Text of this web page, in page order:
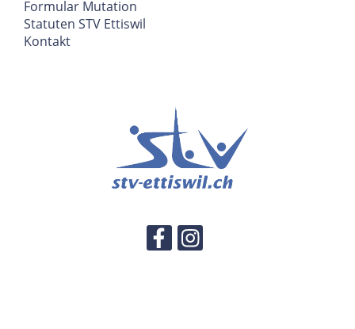
Formular Mutation
Statuten STV Ettiswil
Kontakt